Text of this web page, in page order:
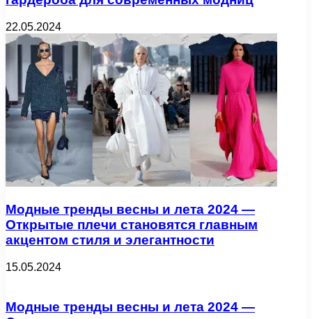
22.05.2024
Модные тренды весны и лета 2024 —
Открытые плечи становятся главным
акцентом стиля и элегантности
15.05.2024
Модные тренды весны и лета 2024 —